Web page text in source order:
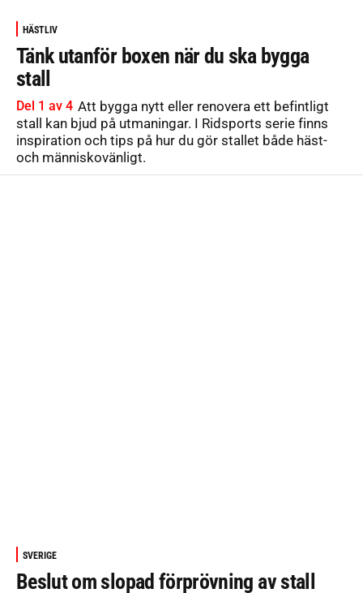
HÄSTLIV
Tänk utanför boxen när du ska bygga
stall
Del 1 av 4 Att bygga nytt eller renovera ett befintligt
stall kan bjud på utmaningar. I Ridsports serie finns
inspiration och tips på hur du gör stallet både häst-
och människovänligt.
SVERIGE
Beslut om slopad förprövning av stall